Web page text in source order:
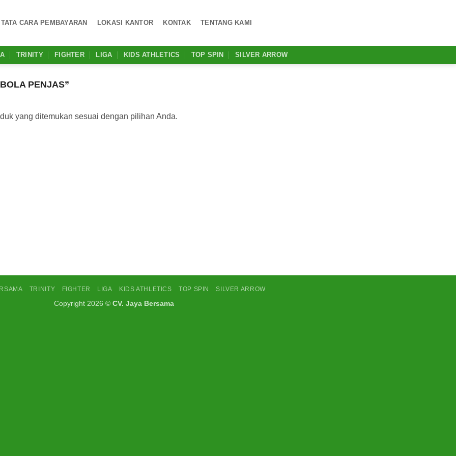
TATA CARA PEMBAYARAN LOKASI KANTOR KONTAK TENTANG KAMI
TRINITY FIGHTER LIGA KIDS ATHLETICS TOP SPIN SILVER ARROW
PENJAS”
yang ditemukan sesuai dengan pilihan Anda.
TRINITY FIGHTER LIGA KIDS ATHLETICS TOP SPIN SILVER ARROW
Copyright 2026 © CV. Jaya Bersama